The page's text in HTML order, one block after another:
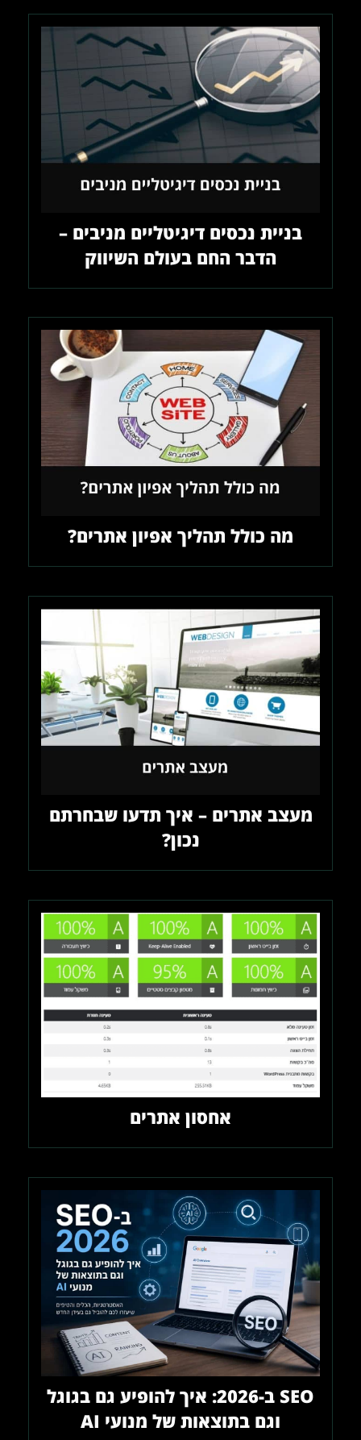
בניית נכסים דיגיטליים מניבים –
הדבר החם בעולם השיווק
מה כולל תהליך אפיון אתרים?
מעצב אתרים – איך תדעו שבחרתם
נכון?
אחסון אתרים
SEO ב-2026: איך להופיע גם בגוגל
וגם בתוצאות של מנועי AI